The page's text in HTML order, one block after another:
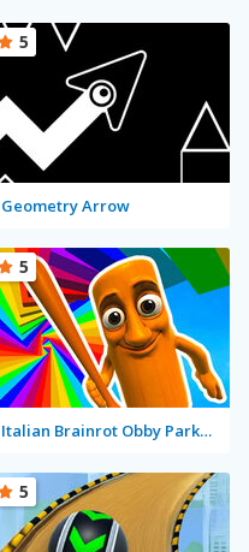
Geometry Arrow
5
Italian Brainrot Obby Parkour
5
5